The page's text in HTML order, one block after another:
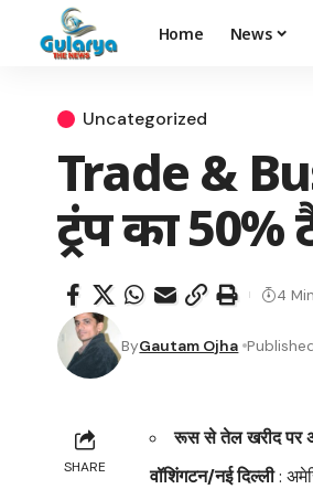
Home News
Uncategorized
Trade &
ट्रंप का 50%
ByGautam Ojha
4
SHARE
रूस से तेल खरीद पर
वॉशिंगटन/नई दिल्ली: